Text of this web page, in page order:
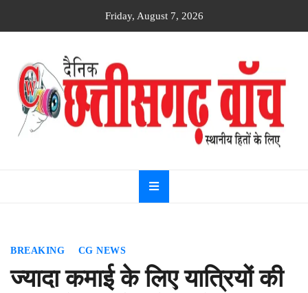
Friday, August 7, 2026
Dainik
Chhattisgarh
watch
BREAKING CG NEWS
ज्यादा कमाई के लिए यात्रियों की